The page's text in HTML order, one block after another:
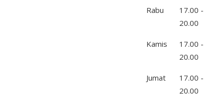
Rabu
17.00 -
20.00
Kamis
17.00 -
20.00
Jumat
17.00 -
20.00